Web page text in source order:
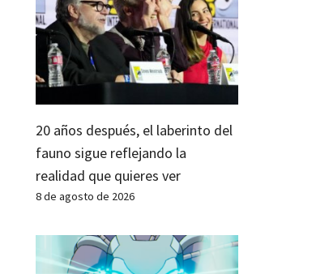
20 años después, el laberinto del
fauno sigue reflejando la
realidad que quieres ver
8 de agosto de 2026